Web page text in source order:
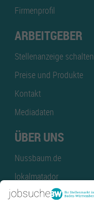
Firmenprofil
ARBEITGEBER
Stellenanzeige schalten
Preise und Produkte
Kontakt
Mediadaten
ÜBER UNS
Nussbaum.de
lokalmatador
kaufinBW